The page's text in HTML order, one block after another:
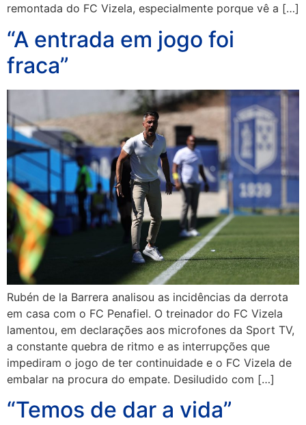
remontada do FC Vizela, especialmente porque vê a […]
“A entrada em jogo foi
fraca”
Rubén de la Barrera analisou as incidências da derrota
em casa com o FC Penafiel. O treinador do FC Vizela
lamentou, em declarações aos microfones da Sport TV,
a constante quebra de ritmo e as interrupções que
impediram o jogo de ter continuidade e o FC Vizela de
embalar na procura do empate. Desiludido com […]
“Temos de dar a vida”